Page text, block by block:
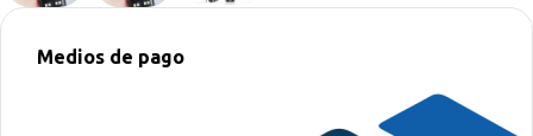
Medios de pago